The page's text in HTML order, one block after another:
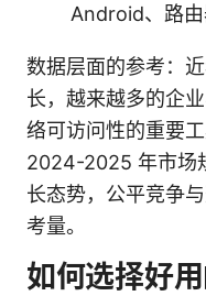
Android、路
数据层面的参考：
长，越来越多的企
络可访问性的重要
2024-2025 年市场
长态势，公平竞争
考量。
如何选择好